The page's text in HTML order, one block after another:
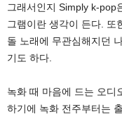
그래서인지 Simply k-pop
그램이란 생각이 든다. 또
돌 노래에 무관심해지던
기도 하다.
녹화 때 마음에 드는 오디
하기에 녹화 전주부터는